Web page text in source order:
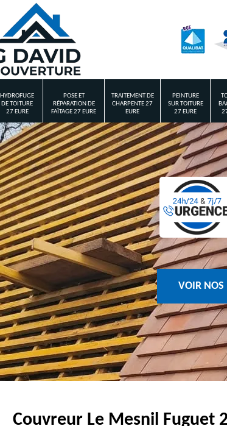
HYDROFUGE
DE TOITURE
27 EURE
POSE ET
RÉPARATION DE
FAÎTAGE 27 EURE
TRAITEMENT DE
CHARPENTE 27
EURE
PEINTURE
SUR TOITURE
27 EURE
VOIR NOS
Couvreur Le Mesnil Fuguet